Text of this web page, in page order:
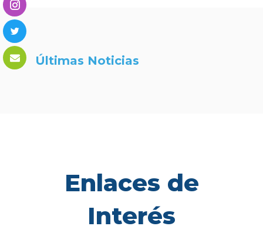
Últimas Noticias
Enlaces de
Interés